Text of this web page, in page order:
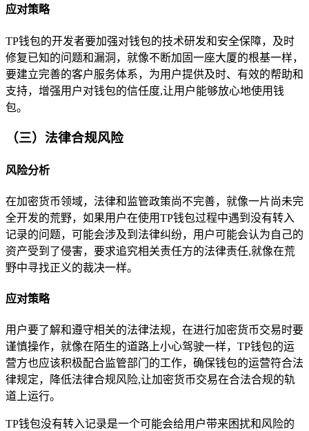
应对策略
TP钱包的开发者要加强对钱包的技术研发和安全保障，及时
修复已知的问题和漏洞，就像不断加固一座大厦的根基一样，
要建立完善的客户服务体系，为用户提供及时、有效的帮助和
支持，增强用户对钱包的信任度,让用户能够放心地使用钱
包。
（三）法律合规风险
风险分析
在加密货币领域，法律和监管政策尚不完善，就像一片尚未完
全开发的荒野，如果用户在使用TP钱包过程中遇到没有转入
记录的问题，可能会涉及到法律纠纷，用户可能会认为自己的
资产受到了侵害，要求追究相关责任方的法律责任,就像在荒
野中寻找正义的裁决一样。
应对策略
用户要了解和遵守相关的法律法规，在进行加密货币交易时要
谨慎操作，就像在陌生的道路上小心驾驶一样，TP钱包的运
营方也应该积极配合监管部门的工作，确保钱包的运营符合法
律规定，降低法律合规风险,让加密货币交易在合法合规的轨
道上运行。
TP钱包没有转入记录是一个可能会给用户带来困扰和风险的